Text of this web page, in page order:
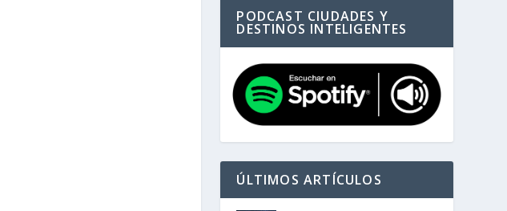
PODCAST CIUDADES Y
DESTINOS INTELIGENTES
ÚLTIMOS ARTÍCULOS